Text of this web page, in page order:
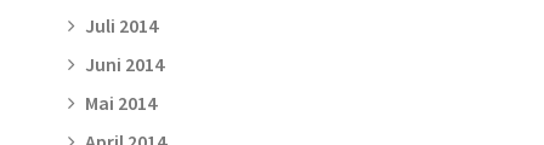
Juli 2014
Juni 2014
Mai 2014